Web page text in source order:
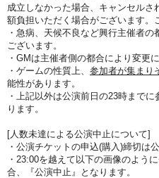
成立しなかった場合、キャンセル
額負担いただく場合がございます。
・急病、天候不良など興行主催者
ございます。
・GMは主催者側の都合により変更
・ゲームの性質上、 参加者が集まり
能性があります。
・上記以外は公演前日の23時まで
ります。
[人数未達による公演中止について]
・公演チケットの申込(購入)締切は
・23:00を越えて以下の画像のよう
合、『公演中止』となります。